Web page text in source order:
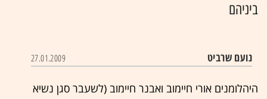
ביניהם
נועם שרביט 27.01.2009
היהלומנים אורי חיימוב ואבנר חיימוב (לשעבר סגן נשיא